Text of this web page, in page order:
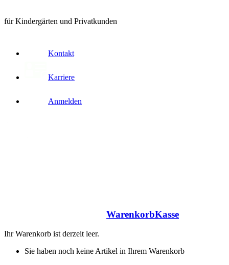
für Kindergärten und Privatkunden
Kontakt
Karriere
Anmelden
WarenkorbKasse
Ihr Warenkorb ist derzeit leer.
Sie haben noch keine Artikel in Ihrem Warenkorb